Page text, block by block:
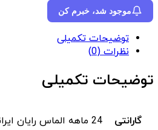
موجود شد، خبرم کن
توضیحات تکمیلی
نظرات (0)
توضیحات تکمیلی
گارانتی 24 ماهه الماس رایان ایرانیان